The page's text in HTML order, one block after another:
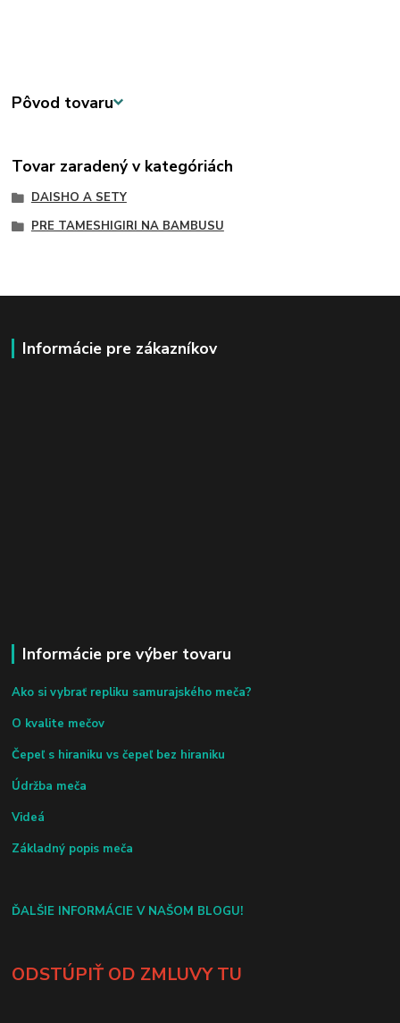
Pôvod tovaru
Tovar zaradený v kategóriách
DAISHO A SETY
PRE TAMESHIGIRI NA BAMBUSU
Informácie pre zákazníkov
Informácie pre výber tovaru
Ako si vybrať repliku samurajského meča?
O kvalite mečov
Čepeľ s hiraniku vs čepeľ bez hiraniku
Údržba meča
Videá
Základný popis meča
ĎALŠIE INFORMÁCIE V NAŠOM BLOGU!
ODSTÚPIŤ OD ZMLUVY TU